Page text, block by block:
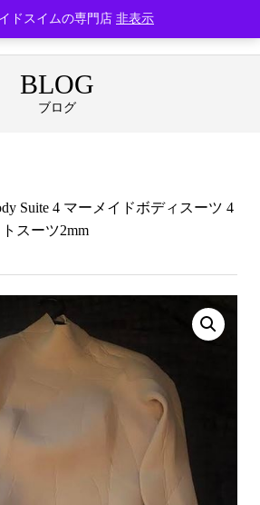
BLOG
ブログ
Suite 4 マーメイドボディスーツ 4
スーツ2mm
ドスイムの専門店 非表示